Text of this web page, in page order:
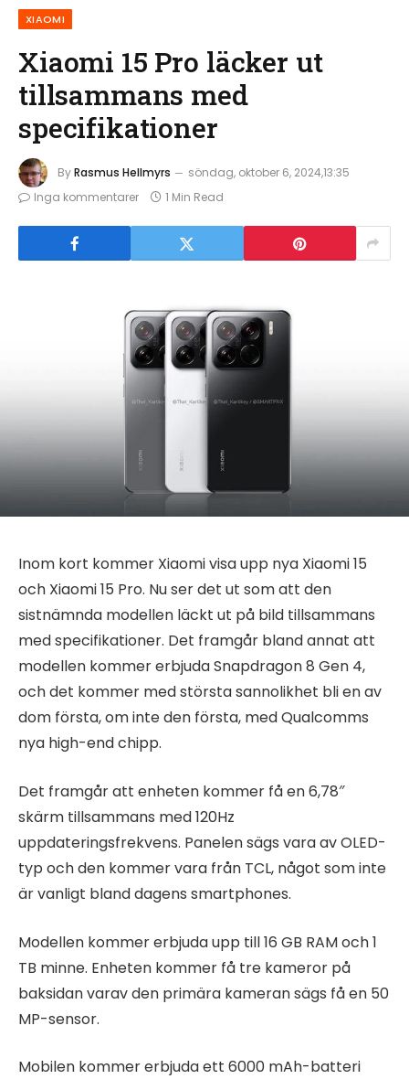
XIAOMI
Xiaomi 15 Pro läcker ut
tillsammans med
specifikationer
ByRasmus Hellmyrs
söndag, oktober 6, 2024,13:35
Inga kommentarer
1 Min Read
Inom kort kommer Xiaomi visa upp nya Xiaomi 15
och Xiaomi 15 Pro. Nu ser det ut som att den
sistnämnda modellen läckt ut på bild tillsammans
med specifikationer. Det framgår bland annat att
modellen kommer erbjuda Snapdragon 8 Gen 4,
och det kommer med största sannolikhet bli en av
dom första, om inte den första, med Qualcomms
nya high-end chipp.
Det framgår att enheten kommer få en 6,78″
skärm tillsammans med 120Hz
uppdateringsfrekvens. Panelen sägs vara av OLED-
typ och den kommer vara från TCL, något som inte
är vanligt bland dagens smartphones.
Modellen kommer erbjuda upp till 16 GB RAM och 1
TB minne. Enheten kommer få tre kameror på
baksidan varav den primära kameran sägs få en 50
MP-sensor.
Mobilen kommer erbjuda ett 6000 mAh-batteri